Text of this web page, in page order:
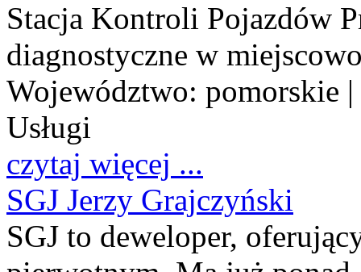
Stacja Kontroli Pojazdów
diagnostyczne w
Województwo: pomorskie
Usługi
czytaj więcej ...
SGJ Jerzy Grajczyński
SGJ to deweloper,